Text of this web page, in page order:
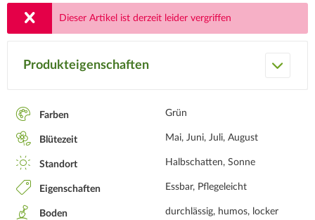
Dieser Artikel ist derzeit leider vergriffen
Produkteigenschaften
Farben Grün
Blütezeit Mai, Juni, Juli, August
Standort Halbschatten, Sonne
Eigenschaften Essbar, Pflegeleicht
Boden durchlässig, humos, locker